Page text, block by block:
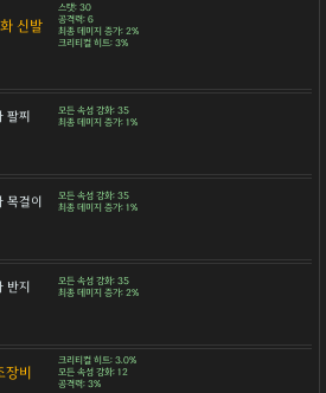
신발
스탯: 30
공격력: 6
최종 데미지 증가: 2%
크리티컬 히트: 3%
팔찌
모든 속성 강화: 35
최종 데미지 증가: 1%
목걸이
모든 속성 강화: 35
최종 데미지 증가: 1%
반지
모든 속성 강화: 35
최종 데미지 증가: 2%
장비
크리티컬 히트: 3.0%
모든 속성 강화: 12
공격력: 3%